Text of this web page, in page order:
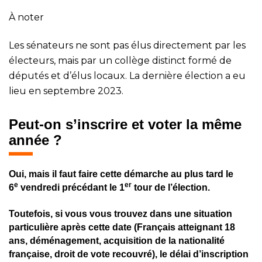
À noter
Les sénateurs ne sont pas élus directement par les
électeurs, mais par un collège distinct formé de
députés et d’élus locaux. La dernière élection a eu
lieu en septembre 2023.
Peut-on s’inscrire et voter la même
année ?
Oui, mais il faut faire cette démarche au plus tard le
6e vendredi précédant le 1er tour de l’élection.
Toutefois, si vous vous trouvez dans une situation
particulière après cette date (Français atteignant 18
ans, déménagement, acquisition de la nationalité
française, droit de vote recouvré), le délai d’inscription